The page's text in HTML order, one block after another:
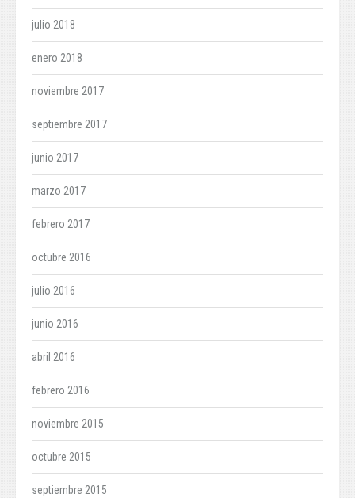
julio 2018
enero 2018
noviembre 2017
septiembre 2017
junio 2017
marzo 2017
febrero 2017
octubre 2016
julio 2016
junio 2016
abril 2016
febrero 2016
noviembre 2015
octubre 2015
septiembre 2015